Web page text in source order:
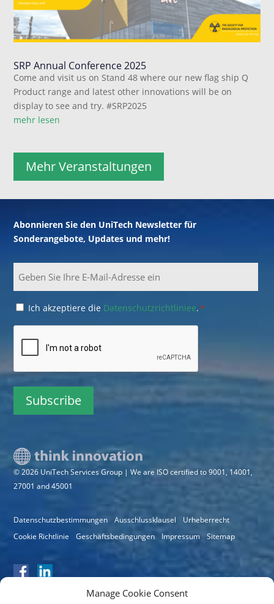
Manage Cookie Consent
SRP Annual Conference 2025
Come and visit us on Stand 48 where our new flag ship Q
Product range and latest other innovations will be on
display to see and try. #SRP2025
mehr lesen
Mehr Veranstaltungen
Abonnieren Sie den UniTech Newsletter für
Sonderangebote, Updates und mehr!
Consent
Ich akzeptiere die Datenschutzrichtliniee.*
© 2026 UniTech Services Group | We are ISO certified to 9001, 14001,
27001 and 45001
Datenschutzbestimmungen Ausschlussklausel
Urheberrecht
Cookie Richtlinie
Geschäftsbedingungen Impressum Sitemap